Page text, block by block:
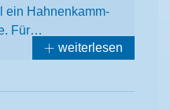
ein Hahnenkamm-
Für…
weiterlesen